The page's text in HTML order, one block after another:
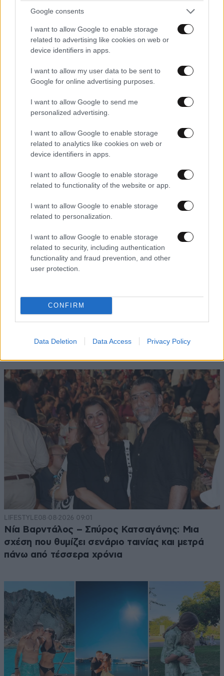
Google consents
I want to allow Google to enable storage
related to advertising like cookies on web or
device identifiers in apps.
I want to allow my user data to be sent to
Google for online advertising purposes.
I want to allow Google to send me
personalized advertising.
I want to allow Google to enable storage
related to analytics like cookies on web or
device identifiers in apps.
I want to allow Google to enable storage
related to functionality of the website or app.
I want to allow Google to enable storage
related to personalization.
I want to allow Google to enable storage
related to security, including authentication
functionality and fraud prevention, and other
user protection.
CONFIRM
Data Deletion Data Access Privacy Policy
LIFESTYLE08·08·2026 09:01
Νία Βαρντάλος – Σπύρος Κατσαγάνης: Μια
σχέση που θυμίζει σενάριο ταινίας και μετρά
πάνω από τέσσερα χρόνια